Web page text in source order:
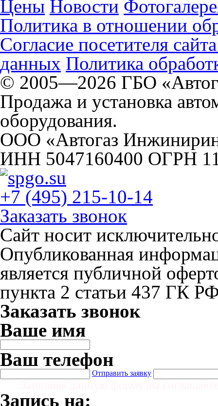
Цены Новости
Политика в отношении
Согласие посетителя
данных Политика
© 2005—2026 ГБО
Продажа и установка
оборудования.
ООО «Автогаз
ИНН 5047160400 ОГРН
+7 (495) 215-10-14
Заказать звонок
Сайт носит
Опубликованная
является публичной
пункта 2 статьи 437 ГК
Заказать звонок
Ваше имя
Ваш телефон
Отправить заявку
Запись на: